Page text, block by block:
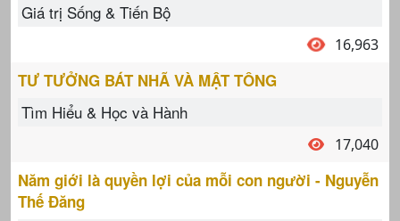
Giá trị Sống & Tiến Bộ
16,963
TƯ TƯỞNG BÁT NHÃ VÀ MẬT TÔNG
Tìm Hiểu & Học và Hành
17,040
Năm giới là quyền lợi của mỗi con người - Nguyễn
Thế Đăng